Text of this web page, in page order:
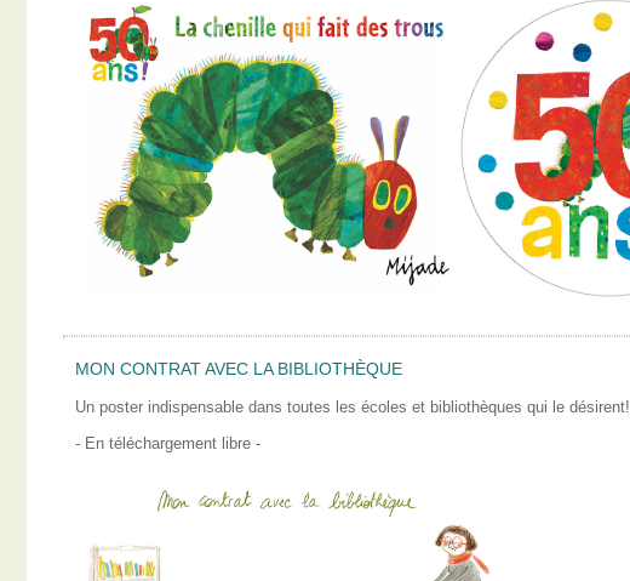
MON CONTRAT AVEC LA BIBLIOTHÈQUE
Un poster indispensable dans toutes les écoles et bibliothèques qui le désirent!
- En téléchargement libre -